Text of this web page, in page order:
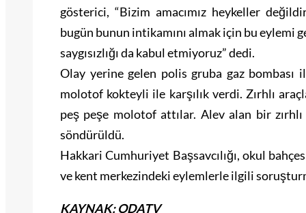
gösterici, “Bizim amacımız heykeller
bugün bunun intikamını almak için bu eylemi
saygısızlığı da kabul etmiyoruz” dedi.
Olay yerine gelen polis gruba gaz
molotof kokteyli ile karşılık verdi. Zırhlı
peş peşe molotof attılar. Alev alan bir
söndürüldü.
Hakkari Cumhuriyet Başsavcılığı, okul
ve kent merkezindeki eylemlerle ilgili
KAYNAK: ODATV